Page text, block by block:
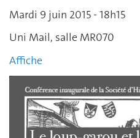
Mardi 9 juin 2015 - 18h15
Uni Mail, salle MR070
Affiche